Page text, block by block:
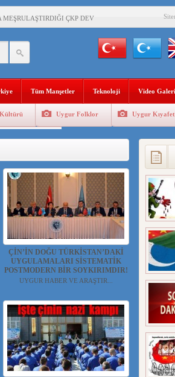
ÇKP DEVLET TERÖRÜ
ÇİN İLE İŞBİRLİĞİ YAPACAK
UYGUR SOYKIRIMI BİR HAKİKATTIR!
POSTMODERN BİR SOYKIRIMDIR!
ŞEHİTLERİNİ RAHMETLE ANIYORUZ
Tüm Manşetler Teknoloji Video Galeri
Uygur Folklor Uygur
Sporlar
ÇİN’İN DOĞU TÜRKİSTAN’DAKİ
UYGULAMALARI SİSTEMATİK
POSTMODERN BİR SOYKIRIMDIR!
UYGUR HABER VE ARAŞTIR...